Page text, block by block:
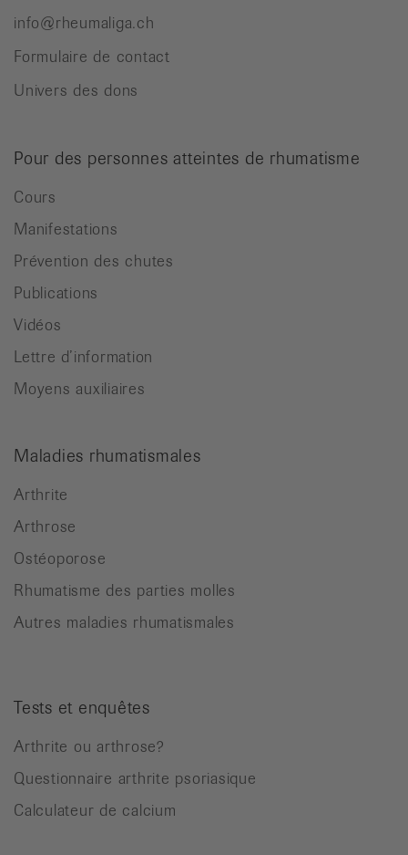
info@rheumaliga.ch
Formulaire de contact
Univers des dons
Pour des personnes atteintes de rhumatisme
Cours
Manifestations
Prévention des chutes
Publications
Vidéos
Lettre d’information
Moyens auxiliaires
Maladies rhumatismales
Arthrite
Arthrose
Ostéoporose
Rhumatisme des parties molles
Autres maladies rhumatismales
Tests et enquêtes
Arthrite ou arthrose?
Questionnaire arthrite psoriasique
Calculateur de calcium